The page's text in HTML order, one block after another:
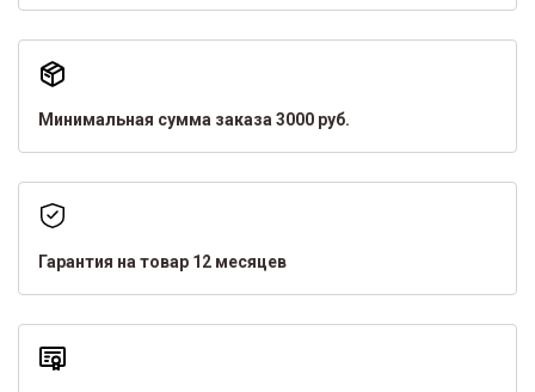
Минимальная сумма заказа 3000 руб.
Гарантия на товар 12 месяцев